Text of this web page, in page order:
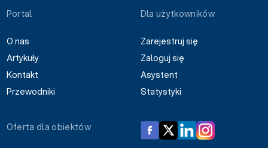
Portal
O nas
Artykuły
Kontakt
Przewodniki
Dla użytkowników
Zarejestruj się
Zaloguj się
Asystent
Statystyki
Oferta dla obiektów